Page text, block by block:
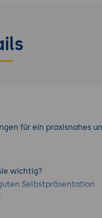
für ein praxisnahes
wichtig?
Selbstpräsentation